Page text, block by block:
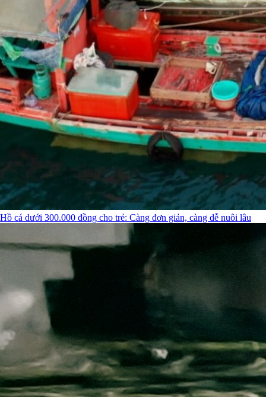
Hồ cá dưới 300.000 đồng cho trẻ: Càng đơn giản, càng dễ nuôi lâu